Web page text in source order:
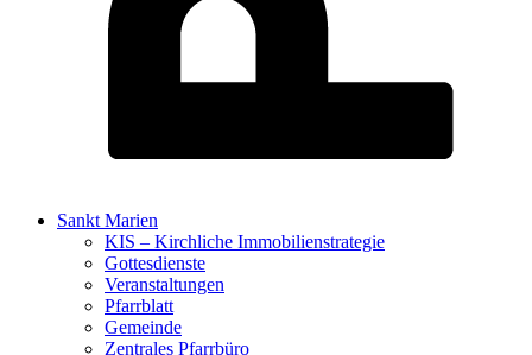
Sankt Marien
KIS – Kirchliche Immobilienstrategie
Gottesdienste
Veranstaltungen
Pfarrblatt
Gemeinde
Zentrales Pfarrbüro